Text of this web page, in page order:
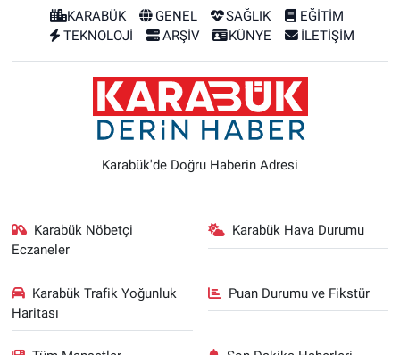
KARABÜK GENEL SAĞLIK
EĞİTİM
TEKNOLOJİ
ARŞİV KÜNYE İLETİŞİM
Karabük'de Doğru Haberin Adresi
Karabük Nöbetçi
Eczaneler
Karabük Hava Durumu
Karabük Trafik Yoğunluk
Haritası
Puan Durumu ve Fikstür